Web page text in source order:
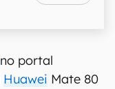
no portal
Huawei Mate 80